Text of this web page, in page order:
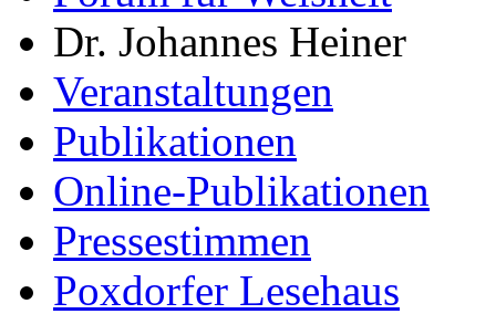
Dr. Johannes Heiner
Veranstaltungen
Publikationen
Online-Publikationen
Pressestimmen
Poxdorfer Lesehaus